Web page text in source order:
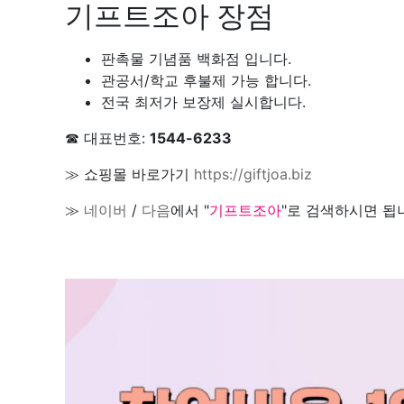
기프트조아 장점
판촉물 기념품 백화점 입니다.
관공서/학교 후불제 가능 합니다.
전국 최저가 보장제 실시합니다.
☎ 대표번호: 1544-6233
≫ 쇼핑몰 바로가기 https://giftjoa.biz
≫ 네이버 / 다음에서 "기프트조아"로 검색하시면 됩